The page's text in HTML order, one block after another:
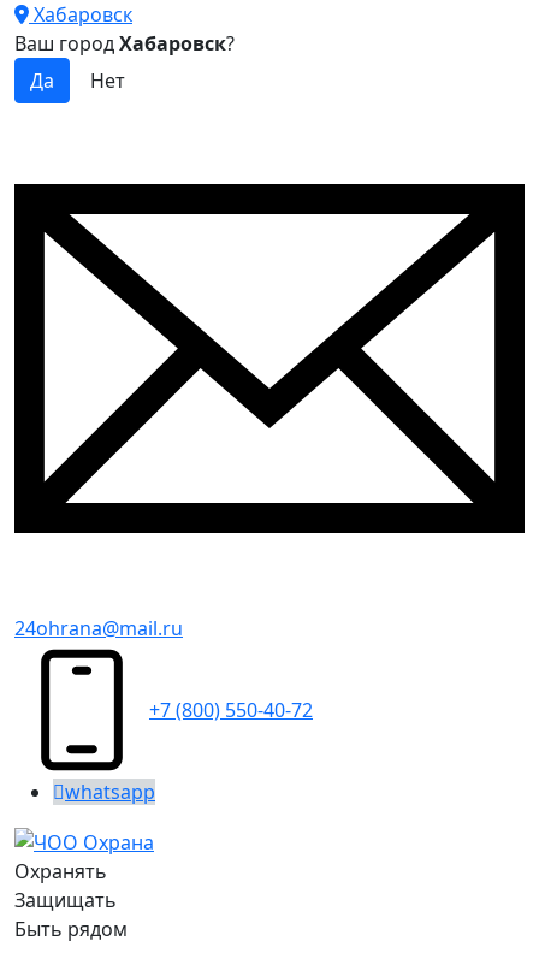
Хабаровск
Ваш городХабаровск?
24ohrana@mail.ru
+7 (800) 550-40-72
whatsapp
Охранять
Защищать
Быть рядом